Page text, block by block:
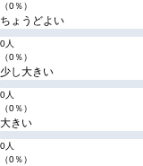
（0％）
ちょうどよい
0人
（0％）
少し大きい
0人
（0％）
大きい
0人
（0％）